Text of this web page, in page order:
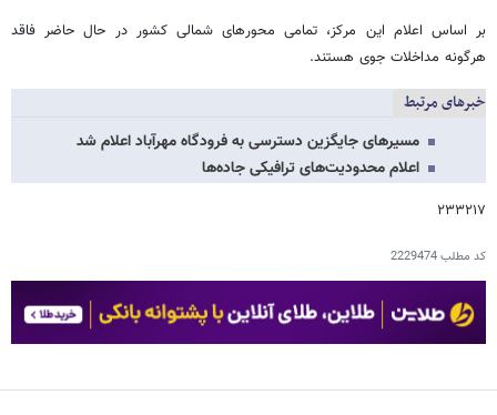
بر اساس اعلام این مرکز، تمامی محورهای شمالی کشور در حال حاضر فاقد
هرگونه مداخلات جوی هستند.
خبرهای مرتبط
مسیرهای جایگزین دسترسی به فرودگاه مهرآباد اعلام شد
اعلام محدودیت‌های ترافیکی جاده‌ها
۲۳۳۲۱۷
کد مطلب2229474